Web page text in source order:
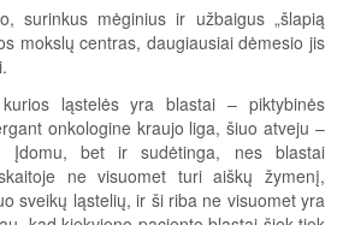
surinkus mėginius ir užbaigus „šlapią
mokslų centras, daugiausiai dėmesio jis
ląstelės yra blastai – piktybinės
onkologine kraujo liga, šiuo atveju –
Įdomu, bet ir sudėtinga, nes blastai
ne visuomet turi aiškų žymenį,
sveikų ląstelių, ir ši riba ne visuomet yra